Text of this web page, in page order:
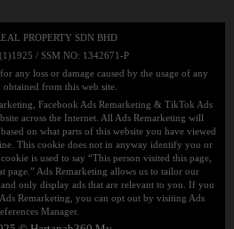
PROPERTY SDN BHD
/ SSM NO: 1342671-P
any loss or damage caused by the usage of any
from this web site.
Facebook Ads Remarketing & TikTok Ads
across the Internet. All Ads Remarketing will
on what parts of this website you have viewed
This cookie does not in anyway identify you or
is used to say “This person visited this page,
page.” Ads Remarketing allows us to tailor our
only display ads that are relevant to you. If you
Remarketing, you can opt out by visiting Ads
Manager.